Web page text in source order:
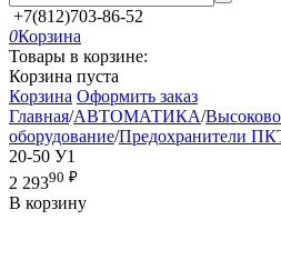
+7(812)703-86-52
0Корзина
Товары в корзине:
Корзина пуста
Корзина Оформить заказ
Главная/АВТОМАТИКА/
оборудование/Предохранители
20-50 У1
2 29390 ₽
В корзину